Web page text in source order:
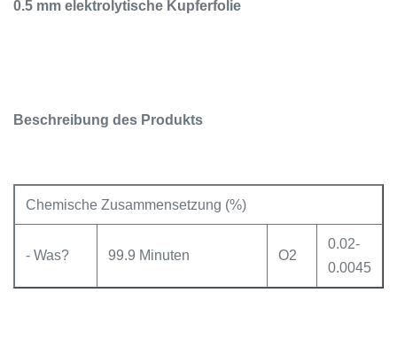
0.5 mm elektrolytische Kupferfolie
Beschreibung des Produkts
Chemische Zusammensetzung (%)
- Was? 99.9 Minuten O2
0.02-
0.0045